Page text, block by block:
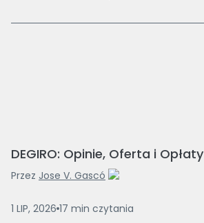
DEGIRO: Opinie, Oferta i Opłaty
Przez Jose V. Gascó
1 LIP, 2026 17 min czytania